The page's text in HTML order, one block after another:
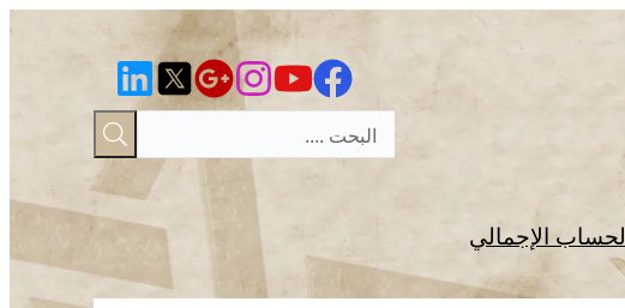
الحساب الإجمالي